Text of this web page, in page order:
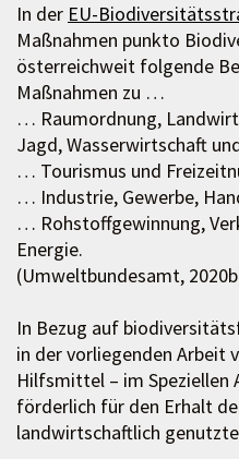
In der EU-
Maßnahmen punkto
österreichweit folgende
Maßnahmen zu …
… Raumordnung,
Jagd, Wasserwirtschaft
… Tourismus und
… Industrie, Gewerbe,
… Rohstoffgewinnung,
Energie.
(Umweltbundesamt,
In Bezug auf
in der vorliegenden Arbeit
Hilfsmittel – im Speziellen
förderlich für den Erhalt
landwirtschaftlich